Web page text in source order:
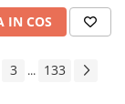
IN COS
3 ... 133